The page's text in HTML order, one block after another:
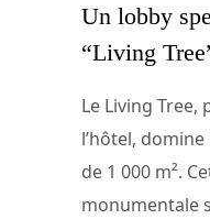
Un lobby
“Living
Le Living Tree,
l’hôtel,
de 1 000 m².
monumentale